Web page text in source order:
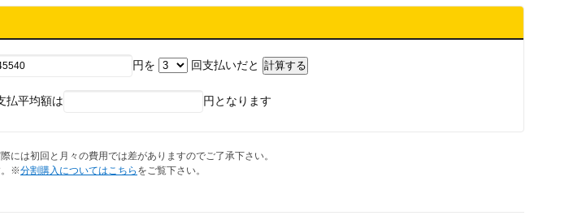
円を 回支払いだと
払平均額は 円となります
は初回と月々の費用では差がありますのでご了承下さい。
。※分割購入についてはこちら をご覧下さい。